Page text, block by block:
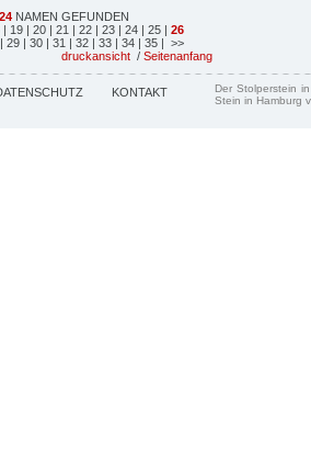
NAMEN GEFUNDEN
| 19 | 20 | 21 | 22 | 23 | 24 | 25 | 26
| 29 | 30 | 31 | 32 | 33 | 34 | 35 | >>
druckansicht / Seitenanfang
KONTAKT
Der Stolperstein
Stein in Hamburg